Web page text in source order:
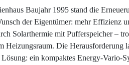
Baujahr 1995 stand die
der Eigentümer: mehr Effizienz
Solarthermie mit Pufferspeicher –
Heizungsraum. Die Herausforderung
ein kompaktes Energy-Vario-